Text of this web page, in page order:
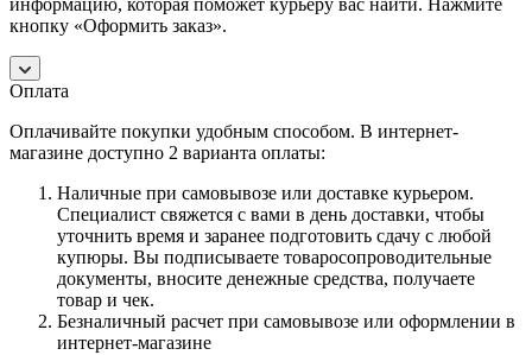
кнопку «Оформить заказ».
Оплата
Оплачивайте покупки удобным способом. В интернет-
магазине доступно 2 варианта оплаты:
Наличные при самовывозе или доставке курьером.
Специалист свяжется с вами в день доставки, чтобы
уточнить время и заранее подготовить сдачу с любой
купюры. Вы подписываете товаросопроводительные
документы, вносите денежные средства, получаете
товар и чек.
Безналичный расчет при самовывозе или оформлении в
интернет-магазине